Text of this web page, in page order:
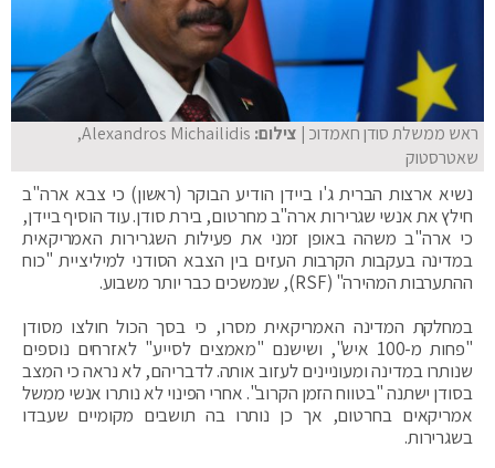
ראש ממשלת סודן חאמדוכ | צילום:
Alexandros Michailidis,
שאטרסטוק
נשיא ארצות הברית ג'ו ביידן הודיע הבוקר (ראשון) כי צבא ארה"ב
חילץ את אנשי שגרירות ארה"ב מחרטום, בירת סודן. עוד הוסיף ביידן,
כי ארה"ב משהה באופן זמני את פעילות השגרירות האמריקאית
במדינה בעקבות הקרבות העזים בין הצבא הסודני למיליציית "כוח
ההתערבות המהירה" (RSF), שנמשכים כבר יותר משבוע.
במחלקת המדינה האמריקאית מסרו, כי בסך הכול חולצו מסודן
"פחות מ-100 איש", ושישנם "מאמצים לסייע" לאזרחים נוספים
שנותרו במדינה ומעוניינים לעזוב אותה. לדבריהם, לא נראה כי המצב
בסודן ישתנה "בטווח הזמן הקרוב". אחרי הפינוי לא נותרו אנשי ממשל
אמריקאים בחרטום, אך כן נותרו בה תושבים מקומיים שעבדו
בשגרירות.